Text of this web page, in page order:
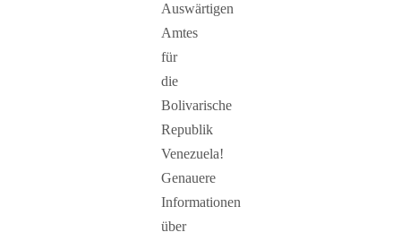
Auswärtigen
Amtes
für
die
Bolivarische
Republik
Venezuela!
Genauere
Informationen
über